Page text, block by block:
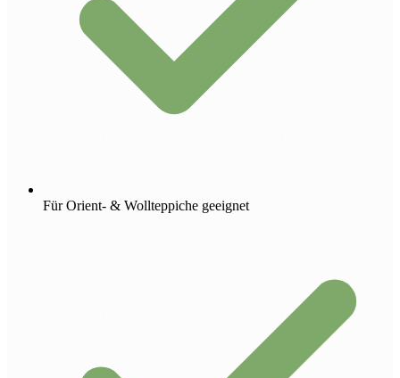
Für Orient- & Wollteppiche geeignet